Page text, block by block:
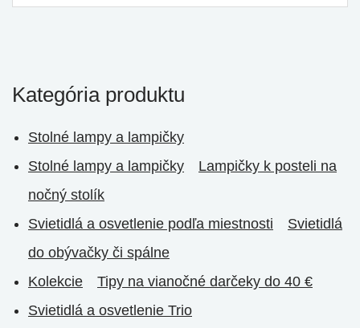
Kategória produktu
Stolné lampy a lampičky
Stolné lampy a lampičky
Lampičky k posteli na
nočný stolík
Svietidlá a osvetlenie podľa miestnosti
Svietidlá
do obývačky či spálne
Kolekcie
Tipy na vianočné darčeky do 40 €
Svietidlá a osvetlenie Trio